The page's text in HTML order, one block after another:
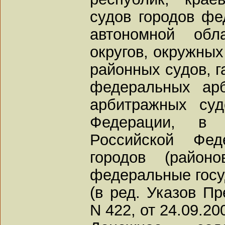
судов городов
автономной
округов,
районных судов,
федеральных
арбитражных
Федерации, в
Российской
городов
федеральные
(в ред. Указов
N 422, от